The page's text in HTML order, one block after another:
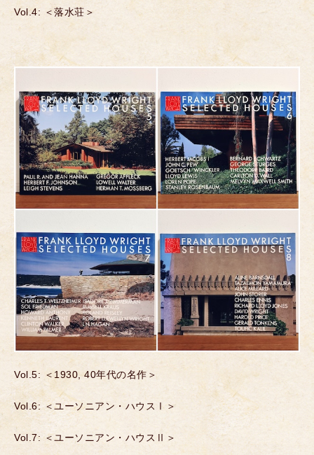
Vol.4: ＜落水荘＞
Vol.5: ＜1930, 40年代の名作＞
Vol.6: ＜ユーソニアン・ハウスⅠ＞
Vol.7: ＜ユーソニアン・ハウスⅡ＞